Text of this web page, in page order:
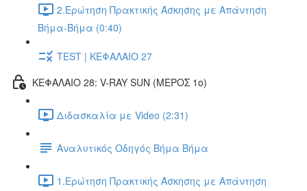
2.Ερώτηση Πρακτικής Άσκησης με Απάντηση
Βήμα-Βήμα (0:40)
TEST | ΚΕΦΑΛΑΙΟ 27
ΚΕΦΑΛΑΙΟ 28: V-RAY SUN (ΜΕΡΟΣ 1o)
Διδασκαλία με Video (2:31)
Αναλυτικός Οδηγός Βήμα Βήμα
1.Ερώτηση Πρακτικής Άσκησης με Απάντηση